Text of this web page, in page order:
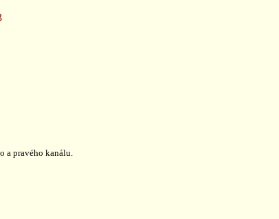
a pravého kanálu.